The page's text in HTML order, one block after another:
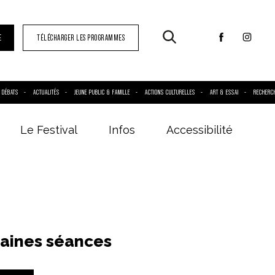
TÉLÉCHARGER LES PROGRAMMES
DÉBATS ACTUALITÉS JEUNE PUBLIC & FAMILLE ACTIONS CULTURELLES ART & ESSAI
Le Festival Infos Accessibilité
séances